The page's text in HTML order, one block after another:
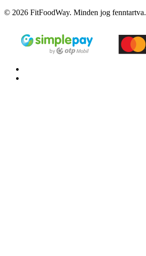
© 2026 FitFoodWay. Minden jog fenntartva.